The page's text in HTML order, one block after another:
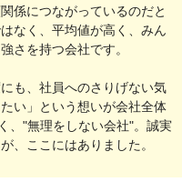
係につながっているのだと
なく、平均値が高く、みん
さを持つ会社です。
も、社員へのさりげない気
い」という想いが会社全体
、"無理をしない会社"。誠実
、ここにはありました。